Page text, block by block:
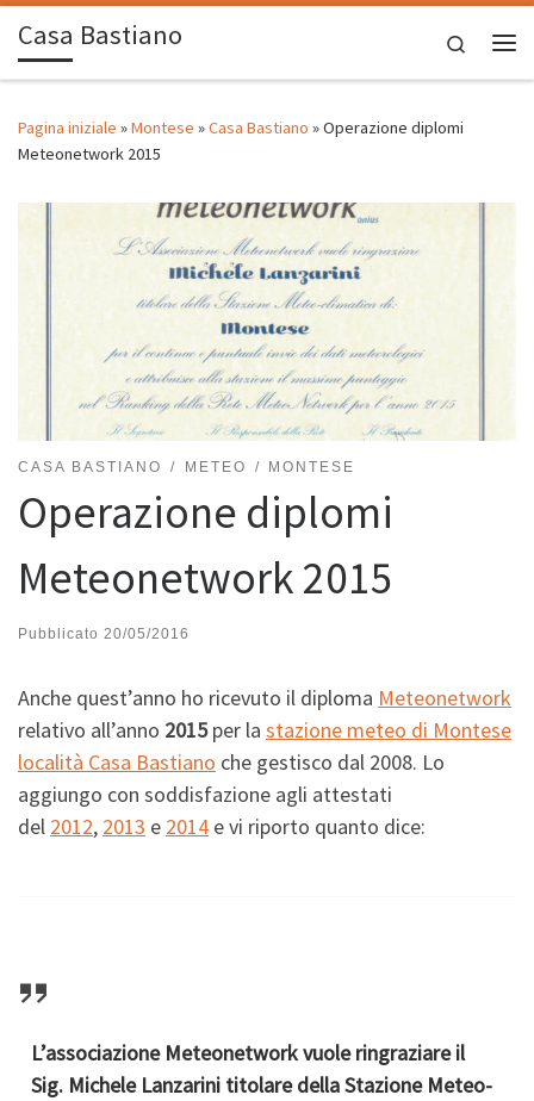
Passa al contenuto
Casa Bastiano
Search
Pagina iniziale »Montese »Casa Bastiano »Operazione diplomi
Meteonetwork 2015
CASA BASTIANO METEO MONTESE
Operazione diplomi
Meteonetwork 2015
Pubblicato 20/05/2016
Anche quest’anno ho ricevuto il diploma Meteonetwork
relativo all’anno 2015per la stazione meteo di Montese
località Casa Bastiano che gestisco dal 2008. Lo
aggiungo con soddisfazione agli attestati
del 2012, 2013 e 2014 e vi riporto quanto dice:
L’associazione Meteonetwork vuole ringraziare il
Sig. Michele Lanzarini titolare della Stazione Meteo-